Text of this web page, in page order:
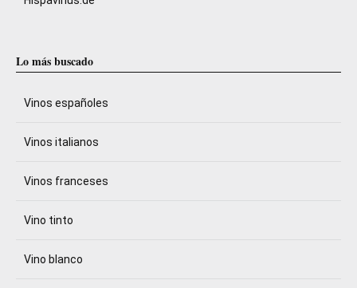
Lo más buscado
Vinos españoles
Vinos italianos
Vinos franceses
Vino tinto
Vino blanco